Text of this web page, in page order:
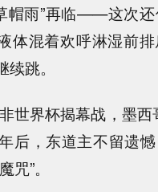
帽雨”再临——这次
体混着欢呼淋湿前
跳。
世界杯揭幕战，墨西
后，东道主不留遗
咒”。